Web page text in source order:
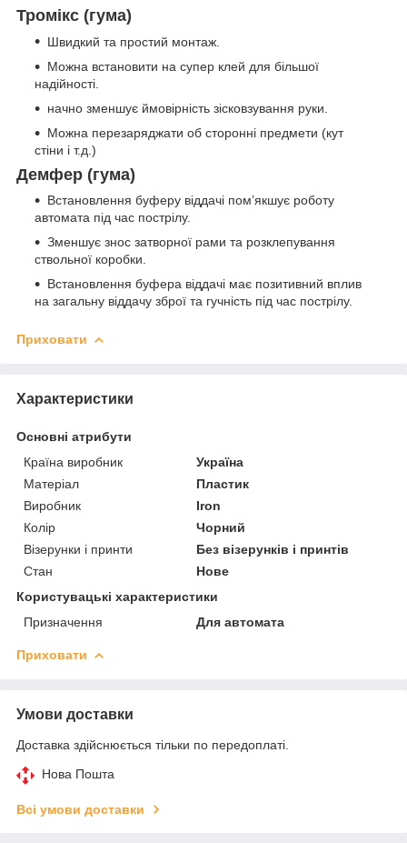
Тромікс (гума)
Швидкий та простий монтаж.
Можна встановити на супер клей для більшої
надійності.
начно зменшує ймовірність зісковзування руки.
Можна перезаряджати об сторонні предмети (кут
стіни і т.д.)
Демфер (гума)
Встановлення буферу віддачі пом’якшує роботу
автомата під час пострілу.
Зменшує знос затворної рами та розклепування
ствольної коробки.
Встановлення буфера віддачі має позитивний вплив
на загальну віддачу зброї та гучність під час пострілу.
Приховати
Характеристики
Основні атрибути
Країна виробник
Україна
Матеріал
Пластик
Виробник
Iron
Колір
Чорний
Візерунки і принти
Без візерунків і принтів
Стан
Нове
Користувацькi характеристики
Призначення
Для автомата
Приховати
Умови доставки
Доставка здійснюється тільки по передоплаті.
Нова Пошта
Всі умови доставки